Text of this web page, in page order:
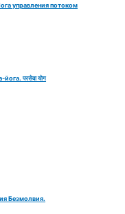
управления потоком
परसेवा योग
Безмолвия.